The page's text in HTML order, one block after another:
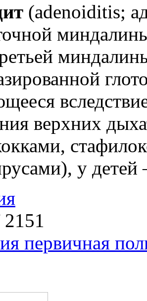
(adenoiditis;
верхних
у
первичная